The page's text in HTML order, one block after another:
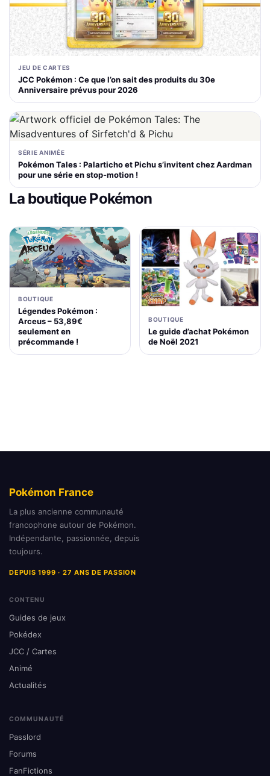
JEU DE CARTES
JCC Pokémon : Ce que l’on sait des produits du 30e
Anniversaire prévus pour 2026
SÉRIE ANIMÉE
Pokémon Tales : Palarticho et Pichu s’invitent chez Aardman
pour une série en stop-motion !
La boutique Pokémon
BOUTIQUE
Légendes Pokémon :
Arceus – 53,89€
seulement en
précommande !
BOUTIQUE
Le guide d’achat Pokémon
de Noël 2021
Pokémon France
La plus ancienne communauté
francophone autour de Pokémon.
Indépendante, passionnée, depuis
toujours.
DEPUIS 1999 · 27 ANS DE PASSION
CONTENU
Guides de jeux
Pokédex
JCC / Cartes
Animé
Actualités
COMMUNAUTÉ
Passlord
Forums
FanFictions